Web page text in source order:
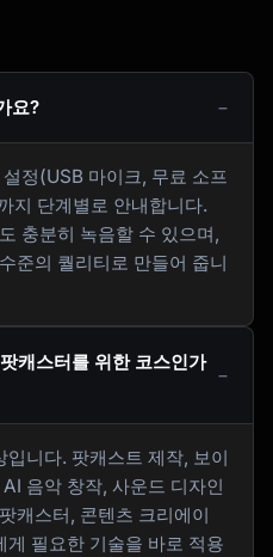
요?
정(USB 마이크, 무료 소프
지 단계별로 안내합니다.
충분히 녹음할 수 있으며,
준의 퀄리티로 만들어 줍니
캐스터를 위한 코스인가
니다. 팟캐스트 제작, 보이
음악 창작, 사운드 디자인
캐스터, 콘텐츠 크리에이
필요한 기술을 바로 적용